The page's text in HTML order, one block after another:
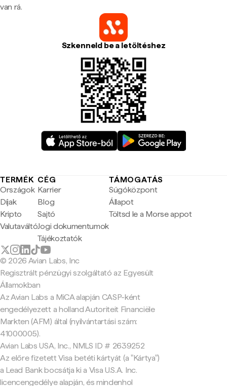
van rá.
Szkenneld be a letöltéshez
TERMÉK
Országok
Díjak
Kripto
Valutaváltó
CÉG
Karrier
Blog
Sajtó
Jogi dokumentumok
Tájékoztatók
TÁMOGATÁS
Súgóközpont
Állapot
Töltsd le a Morse appot
© 2026 Avian Labs, Inc
Regisztrált pénzügyi szolgáltató az Egyesült
Államokban
Az Avian Labs a MiCA alapján CASP-ként
engedélyezett a holland Autoriteit Financiële
Markten (AFM) által (nyilvántartási szám:
41000005).
Avian Labs USA, Inc., NMLS ID # 2639252
Az előre fizetett Visa betéti kártyát (a "Kártya")
a Lead Bank bocsátja ki a Visa U.S.A. Inc.
licencengedélye alapján, és mindenhol